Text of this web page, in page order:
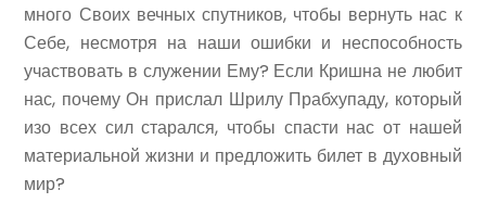
много Своих вечных спутников, чтобы вернуть нас к
Себе, несмотря на наши ошибки и неспособность
участвовать в служении Ему? Если Кришна не любит
нас, почему Он прислал Шрилу Прабхупаду, который
изо всех сил старался, чтобы спасти нас от нашей
материальной жизни и предложить билет в духовный
мир?